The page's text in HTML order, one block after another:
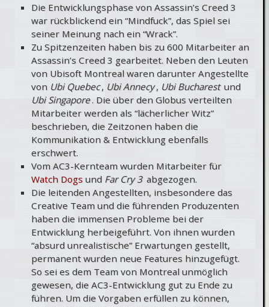
Die Entwicklungsphase von Assassin’s Creed 3
war rückblickend ein “Mindfuck”, das Spiel sei
seiner Meinung nach ein “Wrack”.
Zu Spitzenzeiten haben bis zu 600 Mitarbeiter an
Assassin’s Creed 3 gearbeitet. Neben den Leuten
von Ubisoft Montreal waren darunter Angestellte
von Ubi Quebec , Ubi Annecy , Ubi Bucharest und
Ubi Singapore. Die über den Globus verteilten
Mitarbeiter werden als “lächerlicher Witz”
beschrieben, die Zeitzonen haben die
Kommunikation & Entwicklung ebenfalls
erschwert.
Vom AC3-Kernteam wurden Mitarbeiter für
Watch Dogs und Far Cry 3 abgezogen.
Die leitenden Angestellten, insbesondere das
Creative Team und die führenden Produzenten
haben die immensen Probleme bei der
Entwicklung herbeigeführt. Von ihnen wurden
“absurd unrealistische” Erwartungen gestellt,
permanent wurden neue Features hinzugefügt.
So sei es dem Team von Montreal unmöglich
gewesen, die AC3-Entwicklung gut zu Ende zu
führen. Um die Vorgaben erfüllen zu können,